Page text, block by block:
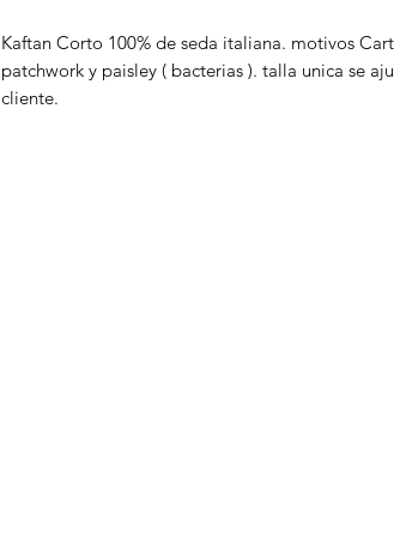
Kaftan Corto 100% de seda italiana. motivos
patchwork y paisley ( bacterias ). talla unica se
cliente.